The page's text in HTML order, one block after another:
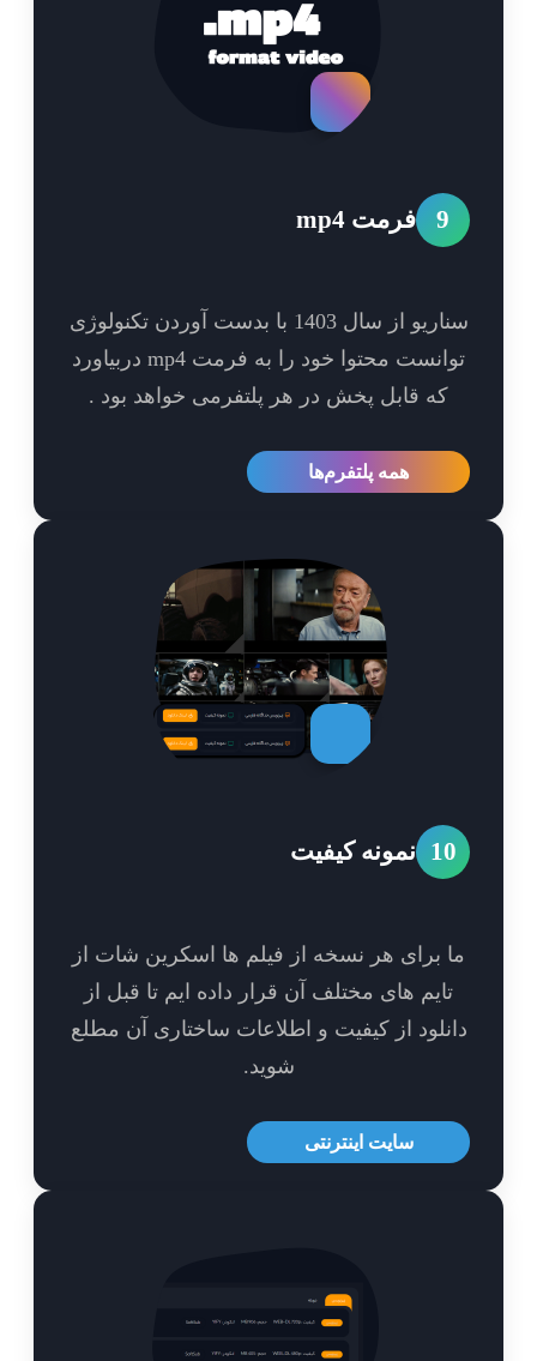
فرمت mp4
سناریو از سال 1403 با بدست آوردن تکنولوژی
توانست محتوا خود را به فرمت mp4 دربیاورد
که قابل پخش در هر پلتفرمی خواهد بود .
همه پلتفرم‌ها
نمونه کیفیت
برای هر نسخه از فیلم ها اسکرین شات از
های مختلف آن قرار داده ایم تا قبل از
از کیفیت و اطلاعات ساختاری آن مطلع
سایت اینترنتی